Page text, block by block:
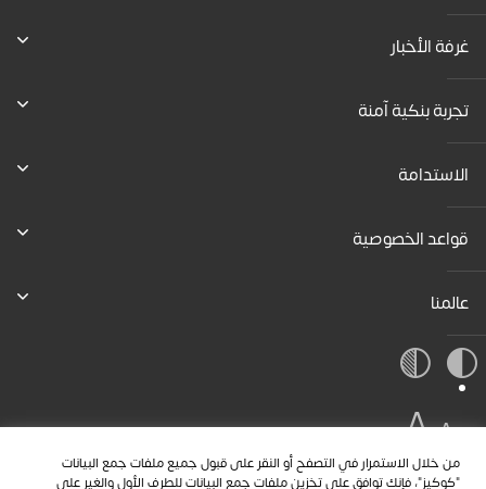
من خلال الاستمرار في التصفح أو النقر على قبول جميع ملفات جمع البيانات
"كوكيز"، فإنك توافق على تخزين ملفات جمع البيانات للطرف الأول والغير على
غرفة الأخبار
تجربة بنكية آمنة
الاستدامة
قواعد الخصوصية
عالمنا
A
A
A